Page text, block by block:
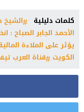
كلمات دليلية
الشيخ
الأحمد الجابر الصباح :
يؤثر على الملاءة
الكويت قناة العرب